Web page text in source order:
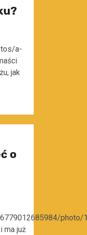
a-
jak
o
photo/1
ma już